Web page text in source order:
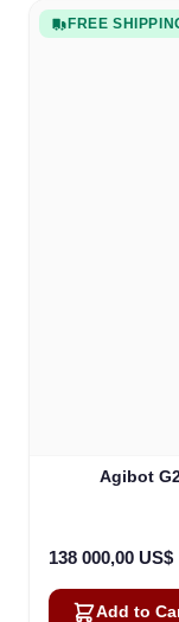
FREE
Agibot
138 000,00 US$
Add to